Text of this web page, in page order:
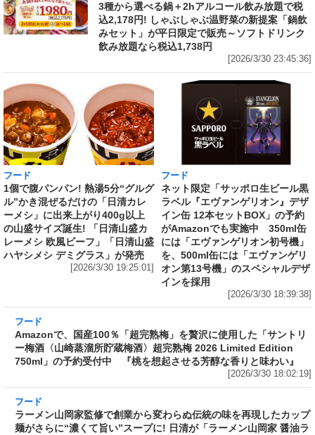
3種から選べる鍋＋2hアルコール飲み放題で税
込2,178円! しゃぶしゃぶ温野菜の新提案「鍋飲
みセット」が平日限定で販売～ソフトドリンク
飲み放題なら税込1,738円
[2026/3/30 23:45:36]
フード
1個で腹パンパン! 熱湯5分“グルグ
ル”かき混ぜるだけの「日清カレ
ーメシ」に出来上がり400g以上
の山盛サイズ誕生! 「日清山盛カ
レーメシ 欧風ビーフ」「日清山盛
ハヤシメシ デミグラス」が発売
[2026/3/30 19:25:01]
フード
ネット限定「サッポロ生ビール黒
ラベル『エヴァンゲリオン』デザ
イン缶 12本セットBOX」の予約
がAmazonでも実施中 350ml缶
には「エヴァンゲリオン初号機」
を、500ml缶には「エヴァンゲリ
オン第13号機」のスペシャルデザ
インを採用
[2026/3/30 18:39:38]
Amazonで、国産100％「超完熟梅」を贅沢に使
用した「サントリー梅酒〈山崎蒸溜所貯蔵梅
酒〉超完熟梅 2026 Limited Edition 750ml」の
予約受付中 『桃を想起させる芳醇な香りと味
わい』
フード